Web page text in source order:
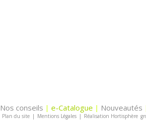
Nos conseils | e-Catalogue | Nouveautés
Plan du site | Mentions Légales | Réalisation Hortisphère